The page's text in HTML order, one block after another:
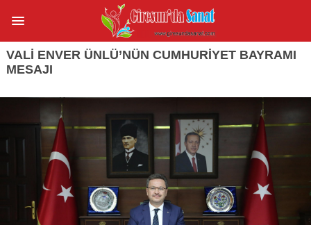
VALI ENVER ÜNLÜ’NÜN CUMHURIYET BAYRAMI
MESAJI